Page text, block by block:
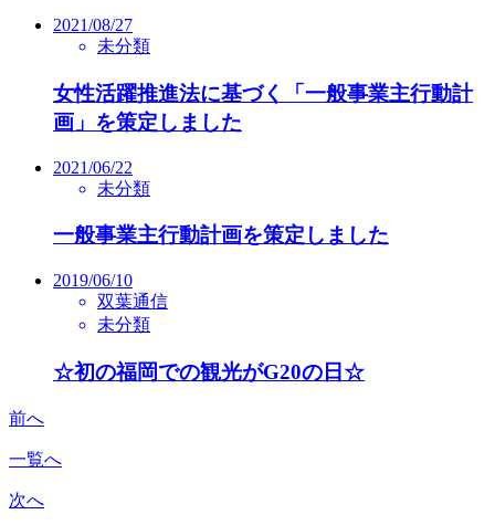
2021/08/27
未分類
女性活躍推進法に基づく「一般事業主行動計
画」を策定しました
2021/06/22
未分類
一般事業主行動計画を策定しました
2019/06/10
双葉通信
未分類
☆初の福岡での観光がG20の日☆
前へ
一覧へ
次へ